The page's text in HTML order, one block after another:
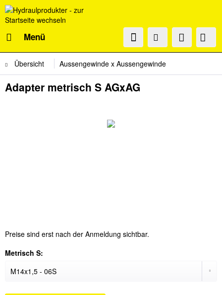
Menü
Übersicht Aussengewinde x Aussengewinde
Adapter metrisch S AGxAG
Preise sind erst nach der Anmeldung sichtbar.
Metrisch S: